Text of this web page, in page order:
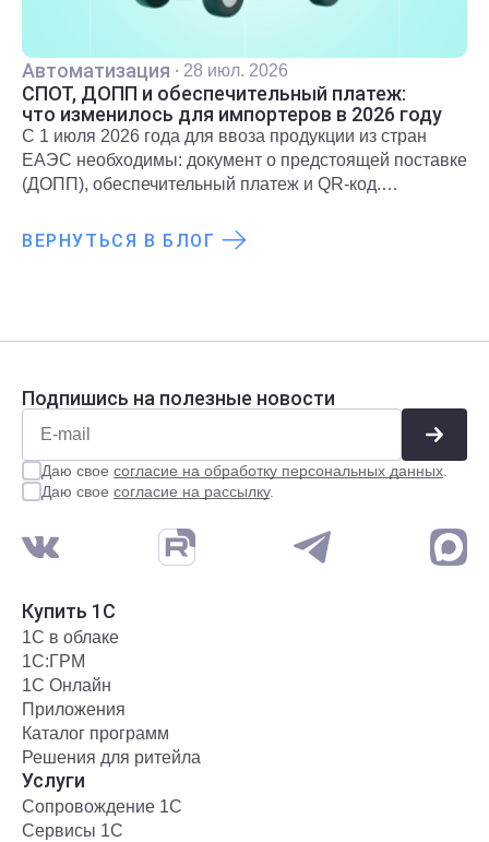
Автоматизация · 28 июл. 2026
СПОТ, ДОПП и обеспечительный платеж:
что изменилось для импортеров в 2026 году
С 1 июля 2026 года для ввоза продукции из стран
ЕАЭС необходимы: документ о предстоящей поставке
(ДОПП), обеспечительный платеж и QR-код.
рассказали в статье.
ВЕРНУТЬСЯ В БЛОГ
Подпишись на полезные новости
Даю свое согласие на обработку персональных данных
Даю свое согласие на рассылку.
Купить 1С
1С в облаке
1С:ГРМ
1С Онлайн
Приложения
Каталог программ
Решения для ритейла
Услуги
Сопровождение 1С
Сервисы 1С